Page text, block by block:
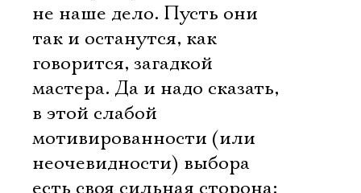
не наше дело. Пусть они
так и останутся, как
говорится, загадкой
мастера. Да и надо сказать,
в этой слабой
мотивированности (или
неочевидности) выбора
есть своя сильная сторона: